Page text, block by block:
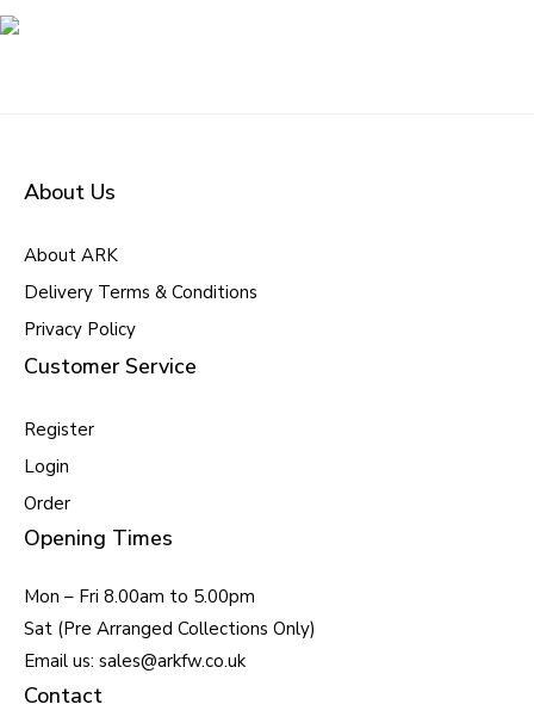
About Us
About ARK
Delivery Terms & Conditions
Privacy Policy
Customer Service
Register
Login
Order
Opening Times
Mon – Fri 8.00am to 5.00pm
Sat (Pre Arranged Collections Only)
Email us: sales@arkfw.co.uk
Contact